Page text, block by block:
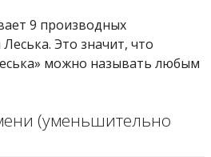
9 производных
Это значит, что
можно называть любым
(уменьшительно